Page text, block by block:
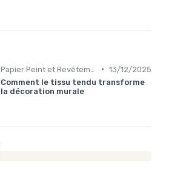
• 13/12/2025
Comment le tissu tendu transforme
la décoration murale